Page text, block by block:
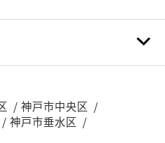
神戸市中央区
神戸市垂水区